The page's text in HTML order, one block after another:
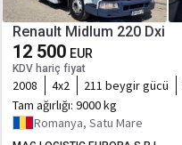
Renault Midlum 220 Dxi
12 500 EUR
KDV hariç fiyat
2008 4x2 211 beygir gücü
Tam ağırlığı: 9000 kg
Romanya, Satu Mare